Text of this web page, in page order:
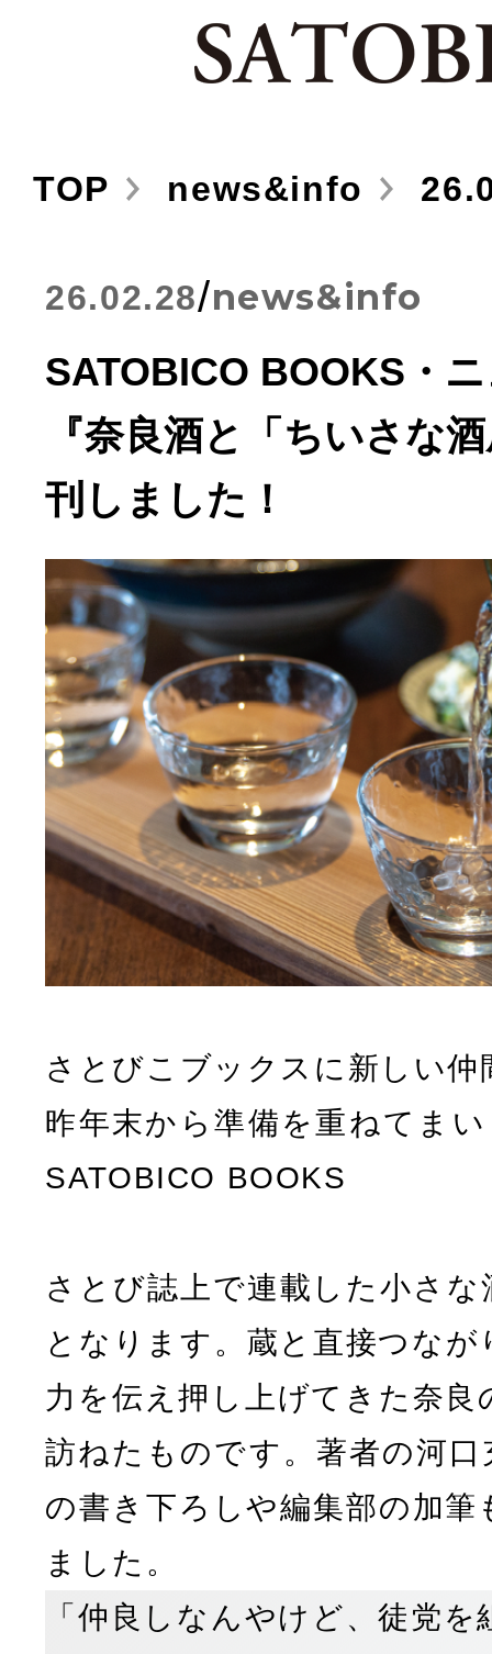
TOP news&info
26.02.28/news&info
SATOBICO BOOKS・
『奈良酒と「ちいさな
刊しました！
さとびこブックスに新しい
昨年末から準備を重ねてま
SATOBICO BOOKS
さとび誌上で連載した小さ
となります。蔵と直接つな
力を伝え押し上げてきた奈
訪ねたものです。著者の河口
の書き下ろしや編集部の加
ました。
「仲良しなんやけど、徒党